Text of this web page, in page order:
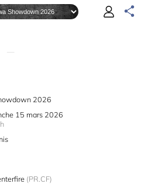
—
2026
15 mars 2026
(PR.CF)